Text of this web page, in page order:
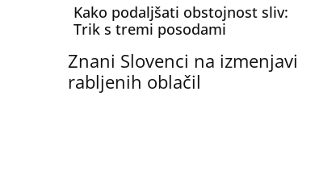
Kako podaljšati obstojnost sliv:
Trik s tremi posodami
Znani Slovenci na izmenjavi
rabljenih oblačil